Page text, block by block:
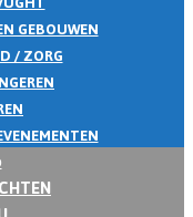
GEBOUWEN
/ ZORG